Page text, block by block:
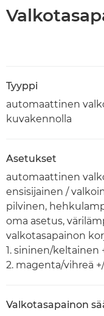
Tyyppi
automaattinen
kuvakennolla
Asetukset
automaattinen
ensisijainen /
pilvinen,
oma asetus,
valkotasapainon
1. sininen/keltainen
2. magenta/vihreä
Valkotasapainon